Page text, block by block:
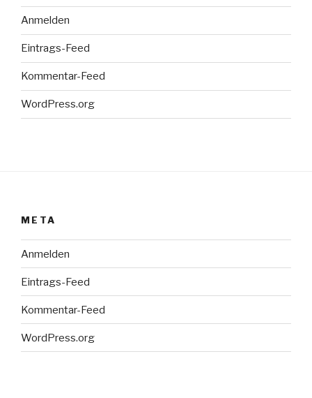
Anmelden
Eintrags-Feed
Kommentar-Feed
WordPress.org
META
Anmelden
Eintrags-Feed
Kommentar-Feed
WordPress.org